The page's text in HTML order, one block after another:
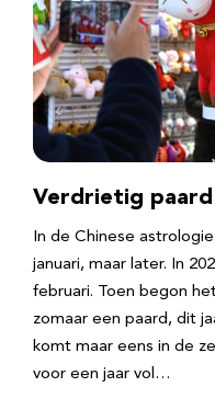
Verdrietig paard
In de Chinese
januari, maar later. In
februari. Toen begon
zomaar een paard, dit
komt maar eens in de
voor een jaar vol…